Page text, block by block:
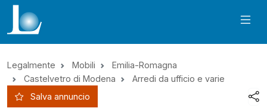
Legalmente Mobili
Emilia-Romagna
Castelvetro di Modena
Arredi da ufficio e varie
Salva annuncio